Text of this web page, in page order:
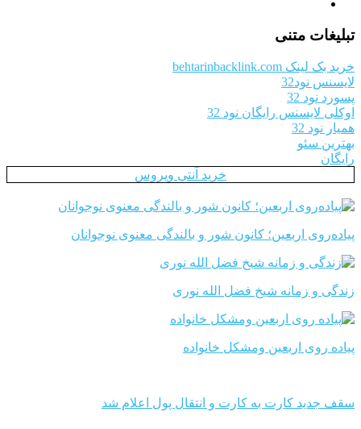
تبلیغات متنی
خرید بک لینک behtarinbacklink.com
لایسنس نود32
پسورد نود 32
اوکلی لایسنس رایگان نود 32
همیار نود 32
بهترین سئو
رایگان
خرید آنتی ویروس
پیاده‌روی اربعین؛ کانون شور و بالندگی معنوی نوجوانان
زندگی و زمانه شیخ فضل الله نوری
پیاده روی اربعین ومشکل خانواده
سقف جدید کارت به کارت و انتقال پول اعلام شد